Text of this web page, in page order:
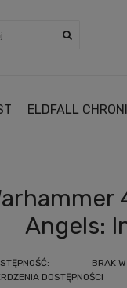
ELDFALL
Angels:
BRAK
DOSTĘPNOŚCI